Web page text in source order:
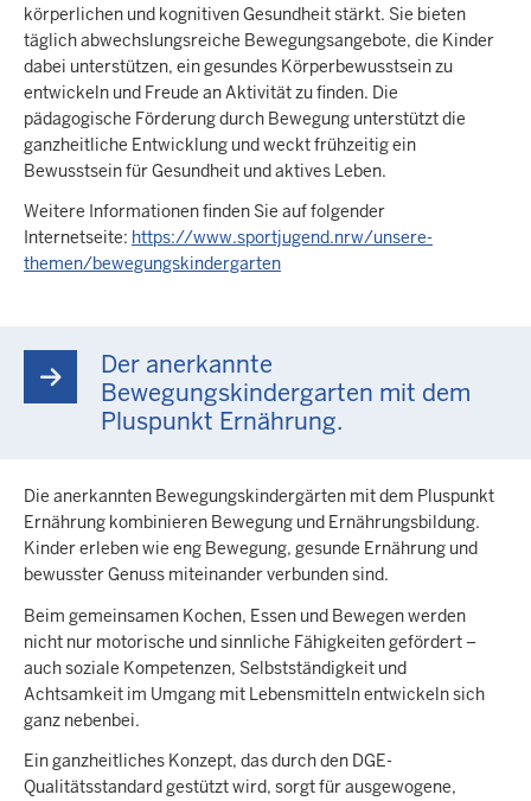
körperlichen und kognitiven Gesundheit stärkt. Sie bieten
täglich abwechslungsreiche Bewegungsangebote, die Kinder
dabei unterstützen, ein gesundes Körperbewusstsein zu
entwickeln und Freude an Aktivität zu finden. Die
pädagogische Förderung durch Bewegung unterstützt die
ganzheitliche Entwicklung und weckt frühzeitig ein
Bewusstsein für Gesundheit und aktives Leben.
Weitere Informationen finden Sie auf folgender
Internetseite: https://www.sportjugend.nrw/unsere-
themen/bewegungskindergarten
Der anerkannte
Bewegungskindergarten mit dem
Pluspunkt Ernährung.
Die anerkannten Bewegungskindergärten mit dem Pluspunkt
Ernährung kombinieren Bewegung und Ernährungsbildung.
Kinder erleben wie eng Bewegung, gesunde Ernährung und
bewusster Genuss miteinander verbunden sind.
Beim gemeinsamen Kochen, Essen und Bewegen werden
nicht nur motorische und sinnliche Fähigkeiten gefördert –
auch soziale Kompetenzen, Selbstständigkeit und
Achtsamkeit im Umgang mit Lebensmitteln entwickeln sich
ganz nebenbei.
Ein ganzheitliches Konzept, das durch den DGE-
Qualitätsstandard gestützt wird, sorgt für ausgewogene,